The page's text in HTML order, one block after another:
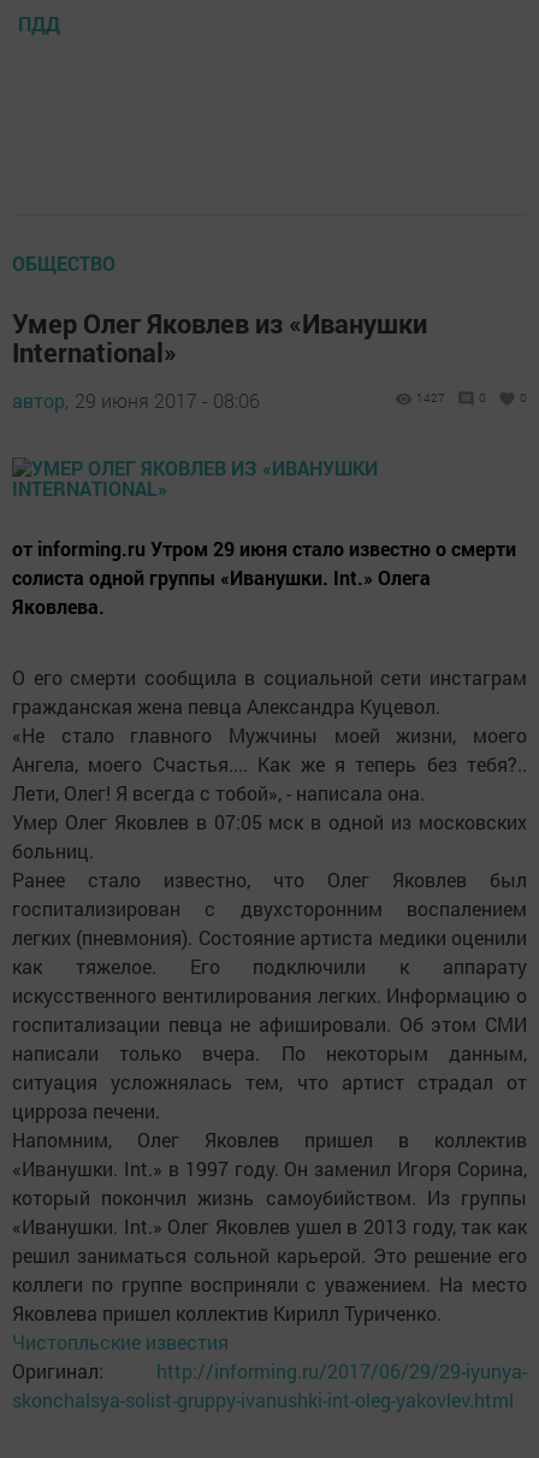
ПДД
ОБЩЕСТВО
Умер Олег Яковлев из «Иванушки
International»
автор, 29 июня 2017 - 08:06 1427 0 0
от informing.ru Утром 29 июня стало известно о смерти
солиста одной группы «Иванушки. Int.» Олега
Яковлева.
О его смерти сообщила в социальной сети инстаграм
гражданская жена певца Александра Куцевол.
«Не стало главного Мужчины моей жизни, моего
Ангела, моего Счастья.... Как же я теперь без тебя?..
Лети, Олег! Я всегда с тобой», - написала она.
Умер Олег Яковлев в 07:05 мск в одной из московских
больниц.
Ранее стало известно, что Олег Яковлев был
госпитализирован с двухсторонним воспалением
легких (пневмония). Состояние артиста медики оценили
как тяжелое. Его подключили к аппарату
искусственного вентилирования легких. Информацию о
госпитализации певца не афишировали. Об этом СМИ
написали только вчера. По некоторым данным,
ситуация усложнялась тем, что артист страдал от
цирроза печени.
Напомним, Олег Яковлев пришел в коллектив
«Иванушки. Int.» в 1997 году. Он заменил Игоря Сорина,
который покончил жизнь самоубийством. Из группы
«Иванушки. Int.» Олег Яковлев ушел в 2013 году, так как
решил заниматься сольной карьерой. Это решение его
коллеги по группе восприняли с уважением. На место
Яковлева пришел коллектив Кирилл Туриченко.
Чистопльские известия
Оригинал: http://informing.ru/2017/06/29/29-iyunya-
skonchalsya-solist-gruppy-ivanushki-int-oleg-yakovlev.html